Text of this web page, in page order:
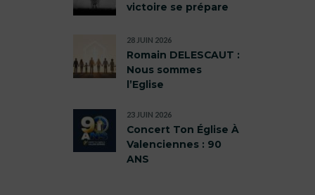
victoire se prépare
Romain DELESCAUT :
Nous sommes
l’Eglise
28 JUIN 2026
Concert Ton Église À
Valenciennes : 90
ANS
23 JUIN 2026